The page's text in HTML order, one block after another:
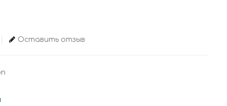
Оставить отзыв